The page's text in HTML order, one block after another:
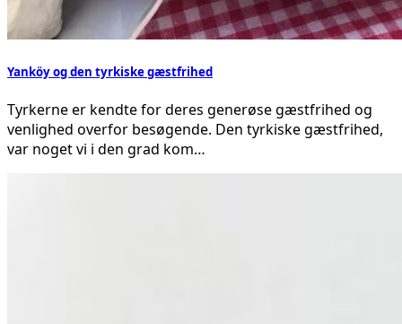
Yanköy og den tyrkiske gæstfrihed
Tyrkerne er kendte for deres generøse gæstfrihed og
venlighed overfor besøgende. Den tyrkiske gæstfrihed,
var noget vi i den grad kom…